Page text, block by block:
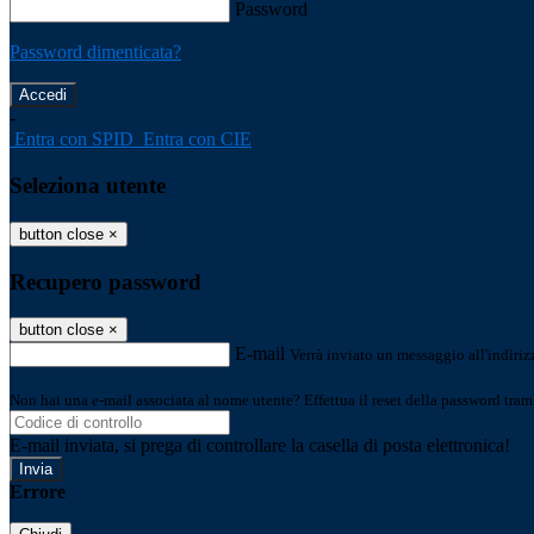
Password
Password dimenticata?
-
Entra con SPID Entra con CIE
Seleziona utente
button close ×
Recupero password
button close ×
E-mail Verrà inviato un messaggio
Non hai una e-mail associata al nome utente? Effettua il reset della password
E-mail inviata, si prega di controllare la casella di posta elettronica!
Errore